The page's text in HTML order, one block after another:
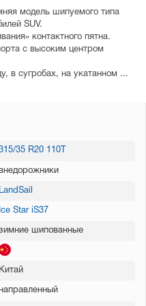
модель шипуемого типа
SUV.
контактного пятна.
с высоким центром
в сугробах, на укатанном ...
35 R20 110T
LandSail
Ice Star iS37
шипованные
Китай